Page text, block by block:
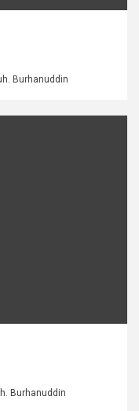
Burhanuddin
Burhanuddin